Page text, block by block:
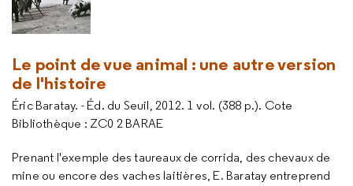
Le point de vue animal : une autre version
de l'histoire
Éric Baratay. - Éd. du Seuil, 2012. 1 vol. (388 p.). Cote
Bibliothèque : ZC0 2 BARAE
Prenant l'exemple des taureaux de corrida, des chevaux de
mine ou encore des vaches laitières, E. Baratay entreprend